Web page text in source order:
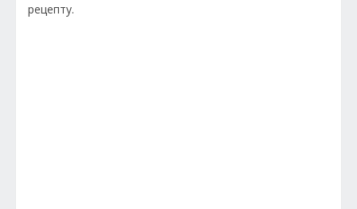
рецепту.